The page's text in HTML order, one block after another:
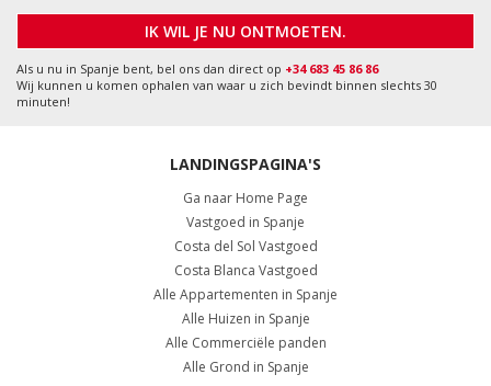
IK WIL JE NU ONTMOETEN.
Als u nu in Spanje bent, bel ons dan direct op +34 683 45 86 86
Wij kunnen u komen ophalen van waar u zich bevindt binnen slechts 30
minuten!
LANDINGSPAGINA'S
Ga naar Home Page
Vastgoed in Spanje
Costa del Sol Vastgoed
Costa Blanca Vastgoed
Alle Appartementen in Spanje
Alle Huizen in Spanje
Alle Commerciële panden
Alle Grond in Spanje